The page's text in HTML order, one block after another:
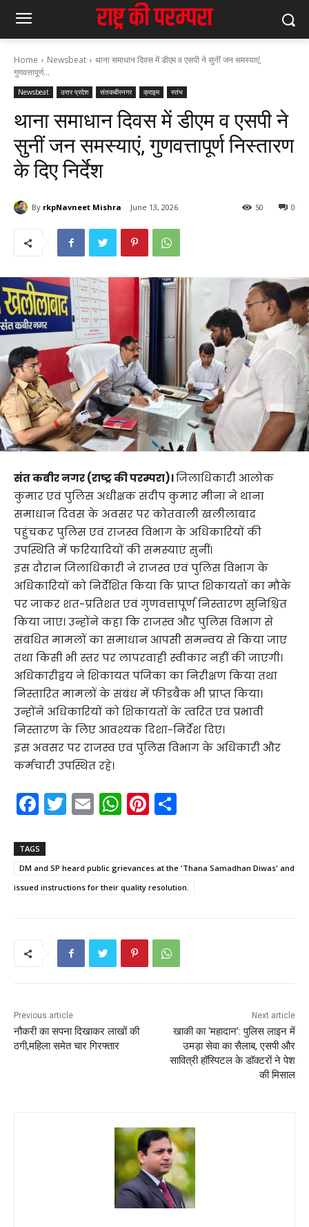
Home Newsbeat
थाना समाधान दिवस में डीएम व एसपी ने सुनीं जन समस्याएं,
गुणवत्तापूर्ण...
Newsbeat उत्तर प्रदेश संतकबीरनगर क्राइम स्तंभ
थाना समाधान दिवस में डीएम व एसपी ने
सुनीं जन समस्याएं, गुणवत्तापूर्ण निस्तारण
के दिए निर्देश
By rkpNavneet Mishra June 13, 2026 0
50
संत कबीर नगर (राष्ट्र की परम्परा)।जिलाधिकारी आलोक
कुमार एवं पुलिस अधीक्षक संदीप कुमार मीना ने थाना
समाधान दिवस के अवसर पर कोतवाली खलीलाबाद
पहुंचकर पुलिस एवं राजस्व विभाग के अधिकारियों की
उपस्थिति में फरियादियों की समस्याएं सुनीं।
इस दौरान जिलाधिकारी ने राजस्व एवं पुलिस विभाग के
अधिकारियों को निर्देशित किया कि प्राप्त शिकायतों का मौके
पर जाकर शत-प्रतिशत एवं गुणवत्तापूर्ण निस्तारण सुनिश्चित
किया जाए। उन्होंने कहा कि राजस्व और पुलिस विभाग से
संबंधित मामलों का समाधान आपसी समन्वय से किया जाए
तथा किसी भी स्तर पर लापरवाही स्वीकार नहीं की जाएगी।
अधिकारीद्वय ने शिकायत पंजिका का निरीक्षण किया तथा
निस्तारित मामलों के संबंध में फीडबैक भी प्राप्त किया।
उन्होंने अधिकारियों को शिकायतों के त्वरित एवं प्रभावी
निस्तारण के लिए आवश्यक दिशा-निर्देश दिए।
इस अवसर पर राजस्व एवं पुलिस विभाग के अधिकारी और
कर्मचारी उपस्थित रहे।
F
c
e
b
T
er
E
l
W
ts
A
p
Pi
e
st
e
TAGS
DM and SP heard public grievances at the 'Thana Samadhan Diwas' and
issued instructions for their quality resolution.
Previous article
नौकरी का सपना दिखाकर लाखों की
ठगी,महिला समेत चार गिरफ्तार
Next article
खाकी का ‘महादान’: पुलिस लाइन में
उमड़ा सेवा का सैलाब, एसपी और
सावित्री हॉस्पिटल के डॉक्टरों ने पेश
की मिसाल